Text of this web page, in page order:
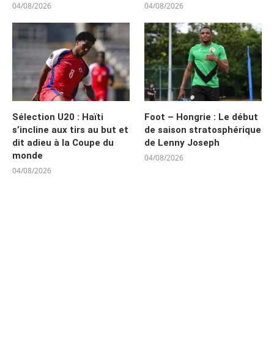
04/08/2026 04/08/2026
Sélection U20 : Haïti
s’incline aux tirs au but et
dit adieu à la Coupe du
monde
04/08/2026
Foot – Hongrie : Le début
de saison stratosphérique
de Lenny Joseph
04/08/2026